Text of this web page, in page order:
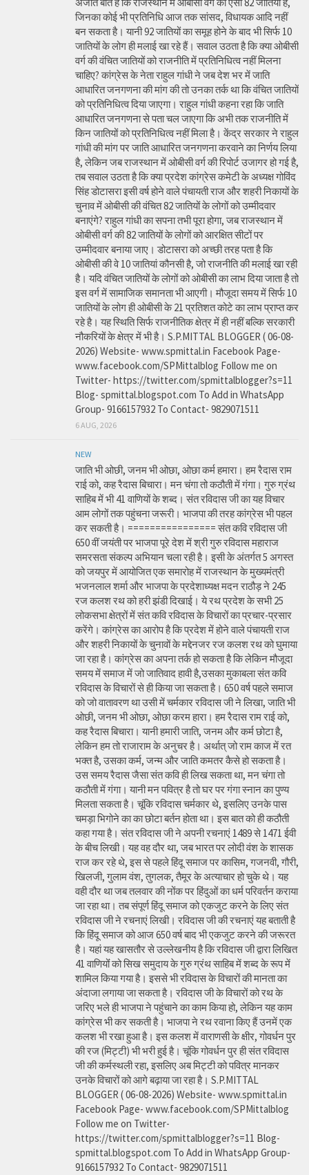
जिनका कोई भी प्रतिनिधि आज तक सांसद, विधायक आदि नहीं
बन सकता है। यानी 92 जातियों का समूह होने के बाद भी सिर्फ 10
जातियों के लोग ही मलाई खा रहे हैं। सवाल उठता है कि क्या ओबीसी
वर्ग की वंचित जातियों को राजनीति में प्रतिनिधित्व नहीं मिलना
चाहिए? कांग्रेस के नेता राहुल गांधी ने जब देश भर में जाति
आधारित जनगणना की मांग की तो उनका तर्क था कि वंचित जातियों
को प्रतिनिधित्व दिया जाएगा। राहुल गांधी कहना रहा कि जाति
आधारित जनगणना से पता चल जाएगा कि अभी तक राजनीति में
किन जातियों को प्रतिनिधित्व नहीं मिला है। केंद्र सरकार ने राहुल
गांधी की मांग पर जाति आधारित जनगणना करवाने का निर्णय लिया
है, लेकिन जब राजस्थान में ओबीसी वर्ग की रिपोर्ट उजागर हो गई है,
तब सवाल उठता है कि क्या प्रदेश कांग्रेस कमेटी के अध्यक्ष गोविंद
सिंह डोटासरा इसी वर्ष होने वाले पंचायती राज और शहरी निकायों के
चुनाव में ओबीसी की वंचित 82 जातियों के लोगों को उम्मीदवार
बनाएंगे? राहुल गांधी का सपना तभी पूरा होगा, जब राजस्थान में
ओबीसी वर्ग की 82 जातियों के लोगों को आरक्षित सीटों पर
उम्मीदवार बनाया जाए। डोटासरा को अच्छी तरह पता है कि
ओबीसी की वे 10 जातियां कौनसी है, जो राजनीति की मलाई खा रही
है। यदि वंचित जातियों के लोगों को ओबीसी का लाभ दिया जाता है तो
इस वर्ग में सामाजिक समानता भी आएगी। मौजूदा समय में सिर्फ 10
जातियों के लोग ही ओबीसी के 21 प्रतिशत कोटे का लाभ प्राप्त कर
रहे है। यह स्थिति सिर्फ राजनीतिक क्षेत्र में ही नहीं बल्कि सरकारी
नौकरियों के क्षेत्र में भी है। S.P.MITTAL BLOGGER ( 06-08-
2026) Website- www.spmittal.in Facebook Page-
www.facebook.com/SPMittalblog Follow me on
Twitter- https://twitter.com/spmittalblogger?s=11
Blog- spmittal.blogspot.com To Add in WhatsApp
Group- 9166157932 To Contact- 9829071511
6 AUG, 2026
NEW
जाति भी ओछी, जनम भी ओछा, ओछा कर्म हमारा। हम रैदास राम
राई को, कह रैदास बिचारा। मन चंगा तो कठौती में गंगा। गुरु ग्रंथ
साहिब में भी 41 वाणियों के शब्द। संत रविदास जी का यह विचार
आम लोगों तक पहुंचना जरूरी। भाजपा की तरह कांग्रेस भी पहल
कर सकती है। ================ संत कवि रविदास जी
650 वीं जयंती पर भाजपा पूरे देश में श्री गुरु रविदास महाराज
समरसता संकल्प अभियान चला रही है। इसी के अंतर्गत 5 अगस्त
को जयपुर में आयोजित एक समारोह में राजस्थान के मुख्यमंत्री
भजनलाल शर्मा और भाजपा के प्रदेशाध्यक्ष मदन राठौड़ ने 245
रज कलश रथ को हरी झंडी दिखाई। ये रथ प्रदेश के सभी 25
लोकसभा क्षेत्रों में संत कवि रविदास के विचारों का प्रचार-प्रसार
करेंगे। कांग्रेस का आरोप है कि प्रदेश में होने वाले पंचायती राज
और शहरी निकायों के चुनावों के मद्देनजर रज कलश रथ को घुमाया
जा रहा है। कांग्रेस का अपना तर्क हो सकता है कि लेकिन मौजूदा
समय में समाज में जो जातिवाद हावी है,उसका मुकाबला संत कवि
रविदास के विचारों से ही किया जा सकता है। 650 वर्ष पहले समाज
को जो वातावरण था उसी में चर्मकार रविदास जी ने लिखा, जाति भी
ओछी, जनम भी ओछा, ओछा करम हारा। हम रैदास राम राई को,
कह रैदास बिचारा। यानी हमारी जाति, जनम और कर्म छोटा है,
लेकिन हम तो राजाराम के अनुचर है। अर्थात् जो राम काज में रत
भक्त है, उसका कर्म, जन्म और जाति कमतर कैसे हो सकता है।
उस समय रैदास जैसा संत कवि ही लिख सकता था, मन चंगा तो
कठौती में गंगा। यानी मन पवित्र है तो घर पर गंगा स्नान का पुण्य
मिलता सकता है। चूंकि रविदास चर्मकार थे, इसलिए उनके पास
चमड़ा भिगोने का का छोटा बर्तन होता था। इस बात को ही कठौती
कहा गया है। संत रविदास जी ने अपनी रचनाएं 1489 से 1471 ईवी
के बीच लिखी। यह वह दौर था, जब भारत पर लोदी वंश के शासक
राज कर रहे थे, इस से पहले हिंदू समाज पर कासिम, गजनवी, गौरी,
खिलजी, गुलाम वंश, तुगलक, तैमूर के अत्याचार हो चुके थे। यह
वही दौर था जब तलवार की नोंक पर हिंदुओं का धर्म परिवर्तन कराया
जा रहा था। तब संपूर्ण हिंदू समाज को एकजुट करने के लिए संत
रविदास जी ने रचनाएं लिखी। रविदास जी की रचनाएं यह बताती है
कि हिंदू समाज को आज 650 वर्ष बाद भी एकजुट करने की जरूरत
है। यहां यह खासतौर से उल्लेखनीय है कि रविदास जी द्वारा लिखित
41 वाणियोंं को सिख समुदाय के गुरु ग्रंथ साहिब में शब्द के रूप में
शामिल किया गया है। इससे भी रविदास के विचारों की मानता का
अंदाजा लगाया जा सकता है। रविदास जी के विचारों को रथ के
जरिए भले ही भाजपा ने पहुंचाने का काम किया हो, लेकिन यह काम
कांग्रेस भी कर सकती है। भाजपा ने रथ रवाना किए हैं उनमें एक
कलश भी रखा हुआ है। इस कलश में वाराणसी के क्षीर, गोवर्धन पुर
की रज (मिट्टी) भी भरी हुई है। चूंकि गोवर्धन पुर ही संत रविदास
जी की कर्मस्थली रहा, इसलिए अब मिट्टी को पवित्र मानकर
उनके विचारों को आगे बढ़ाया जा रहा है। S.P.MITTAL
BLOGGER ( 06-08-2026) Website- www.spmittal.in
Facebook Page- www.facebook.com/SPMittalblog
Follow me on Twitter-
https://twitter.com/spmittalblogger?s=11 Blog-
spmittal.blogspot.com To Add in WhatsApp Group-
9166157932 To Contact- 9829071511